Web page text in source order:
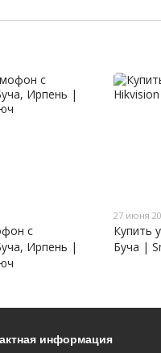
с
Ирпень |
27 июня
Купить
Буча |
информация